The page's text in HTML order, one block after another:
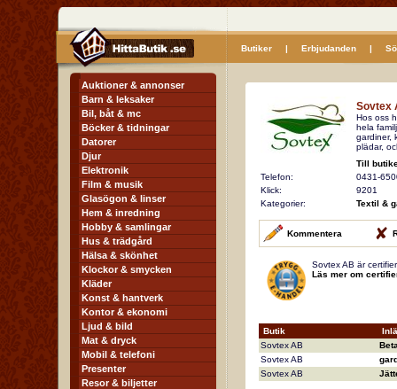
Butiker| Erbjudanden|
Auktioner & annonser
Barn & leksaker
Bil, båt & mc
Böcker & tidningar
Datorer
Djur
Elektronik
Film & musik
Glasögon & linser
Hem & inredning
Hobby & samlingar
Hus & trädgård
Hälsa & skönhet
Klockor & smycken
Kläder
Konst & hantverk
Kontor & ekonomi
Ljud & bild
Mat & dryck
Mobil & telefoni
Presenter
Resor & biljetter
Sovtex
Hos oss
hela
gardiner,
plädar,
Till
Telefon:
0431-
Klick:
9201
Kategorier:
Textil &
Kommentera
Sovtex AB är
Läs mer om
Butik
Sovtex AB
Sovtex AB
Sovtex AB